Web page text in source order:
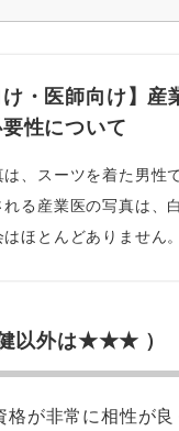
け・医師向け】
性について
、スーツを着た男性
る産業医の写真は、
はほとんどありません
以外は★★★ ）
が非常に相性が